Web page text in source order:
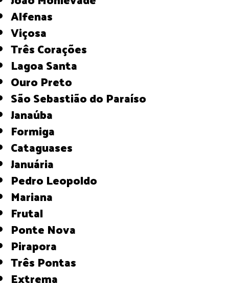
Alfenas
Viçosa
Três Corações
Lagoa Santa
Ouro Preto
São Sebastião do Paraíso
Janaúba
Formiga
Cataguases
Januária
Pedro Leopoldo
Mariana
Frutal
Ponte Nova
Pirapora
Três Pontas
Extrema